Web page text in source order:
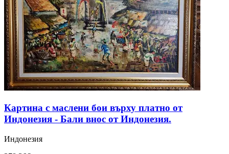
Картина с маслени бои върху платно от
Индонезия - Бали внос от Индонезия.
Индонезия